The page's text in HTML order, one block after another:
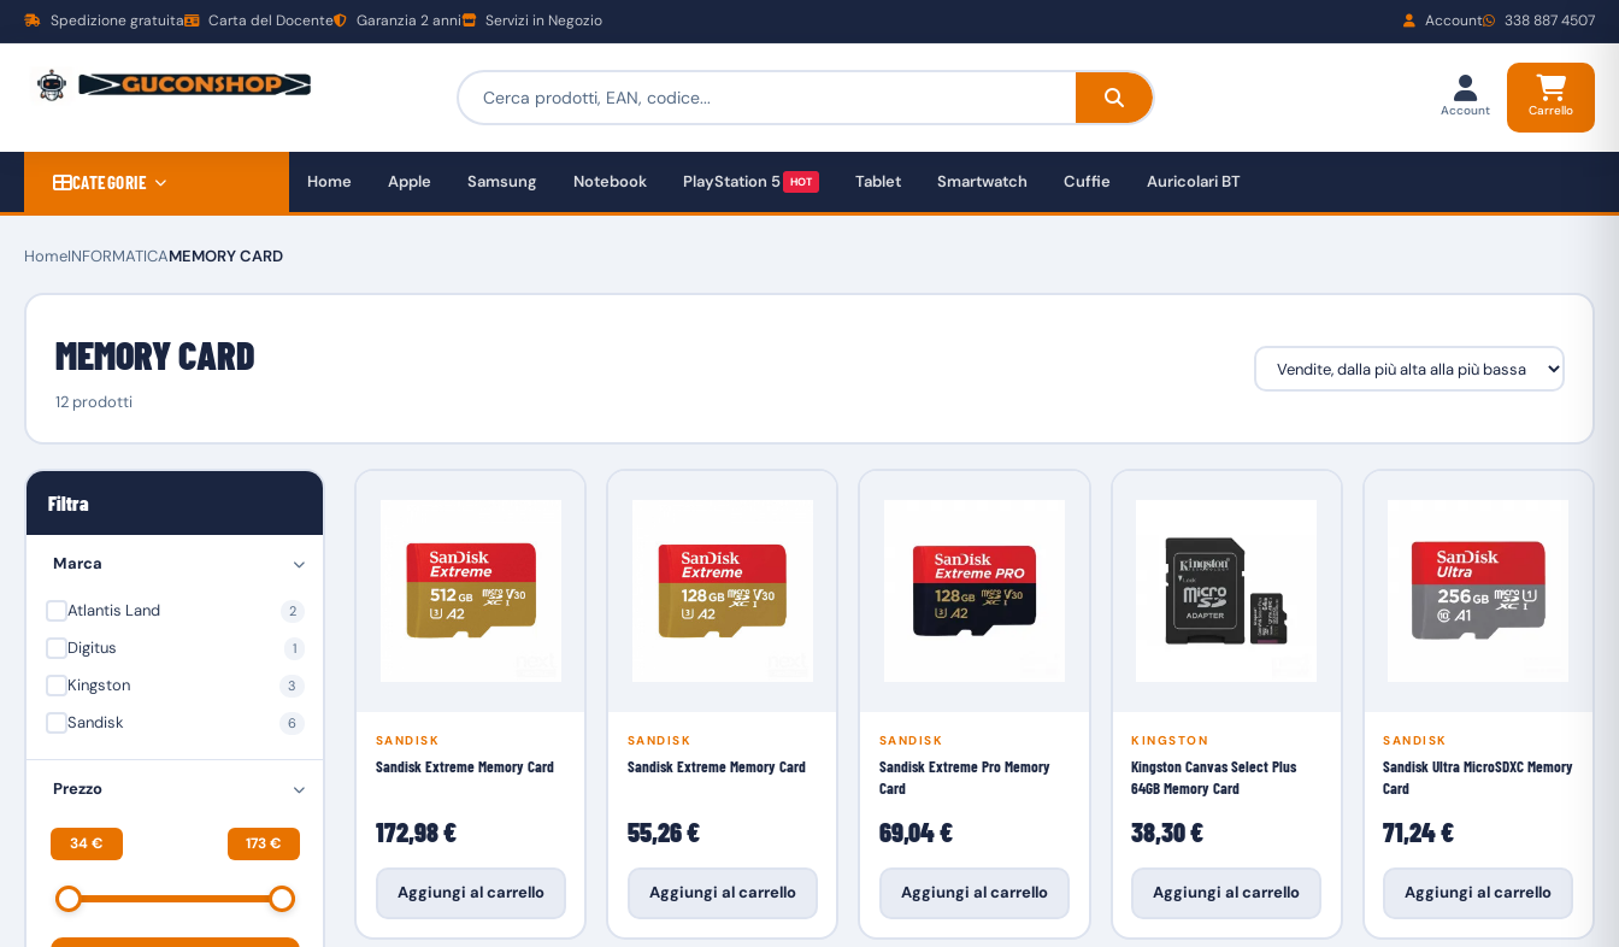
Spedizione gratuita Carta del Docente Garanzia 2 anni Servizi in Negozio Account 338 887 4507
Account Carrello
CATEGORIE Home Apple Samsung Notebook PlayStation 5 HOT Tablet Smartwatch Cuffie Auricolari BT
HomeINFORMATICAMEMORY CARD
MEMORY CARD
12 prodotti
Filtra
Marca
Atlantis Land 2
Digitus 1
Kingston 3
Sandisk 6
Prezzo
34 € 173 €
SANDISK
Sandisk Extreme Memory Card
172,98 €
Aggiungi al carrello
SANDISK
Sandisk Extreme Memory Card
55,26 €
Aggiungi al carrello
SANDISK
Sandisk Extreme Pro Memory
Card
69,04 €
Aggiungi al carrello
KINGSTON
Kingston Canvas Select Plus
64GB Memory Card
38,30 €
Aggiungi al carrello
SANDISK
Sandisk Ultra MicroSDXC Memory
Card
71,24 €
Aggiungi al carrello